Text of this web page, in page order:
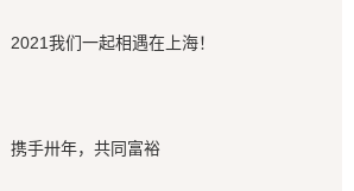
2021我们一起相遇在上海！
携手卅年，共同富裕